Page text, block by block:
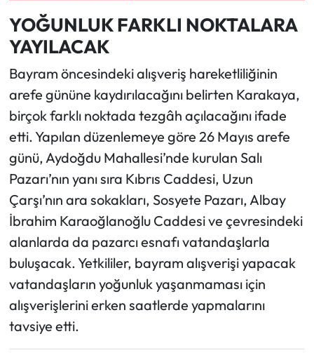
YOĞUNLUK FARKLI NOKTALARA
YAYILACAK
Bayram öncesindeki alışveriş hareketliliğinin
arefe gününe kaydırılacağını belirten Karakaya,
birçok farklı noktada tezgâh açılacağını ifade
etti. Yapılan düzenlemeye göre 26 Mayıs arefe
günü, Aydoğdu Mahallesi’nde kurulan Salı
Pazarı’nın yanı sıra Kıbrıs Caddesi, Uzun
Çarşı’nın ara sokakları, Sosyete Pazarı, Albay
İbrahim Karaoğlanoğlu Caddesi ve çevresindeki
alanlarda da pazarcı esnafı vatandaşlarla
buluşacak. Yetkililer, bayram alışverişi yapacak
vatandaşların yoğunluk yaşanmaması için
alışverişlerini erken saatlerde yapmalarını
tavsiye etti.